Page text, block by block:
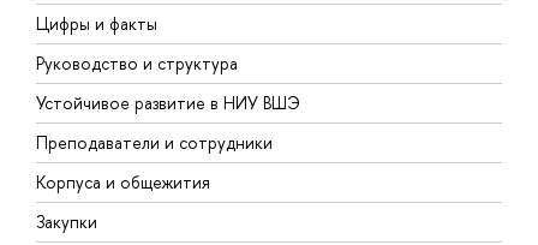
Цифры и факты
Руководство и структура
Устойчивое развитие в НИУ ВШЭ
Преподаватели и сотрудники
Корпуса и общежития
Закупки